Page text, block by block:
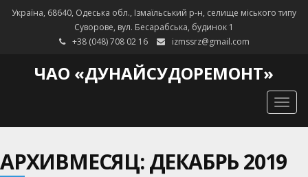
Україна, 68640, Одеська обл., Ізмаїльський р-н, селище міського типу
Суворове, вул. Бесарабська, будинок 1
+38 (048) 708 02 16
izmssrz@gmail.com
ЧАО «ДУНАЙСУДОРЕМОНТ»
АРХИВМЕСЯЦ: ДЕКАБРЬ 2019